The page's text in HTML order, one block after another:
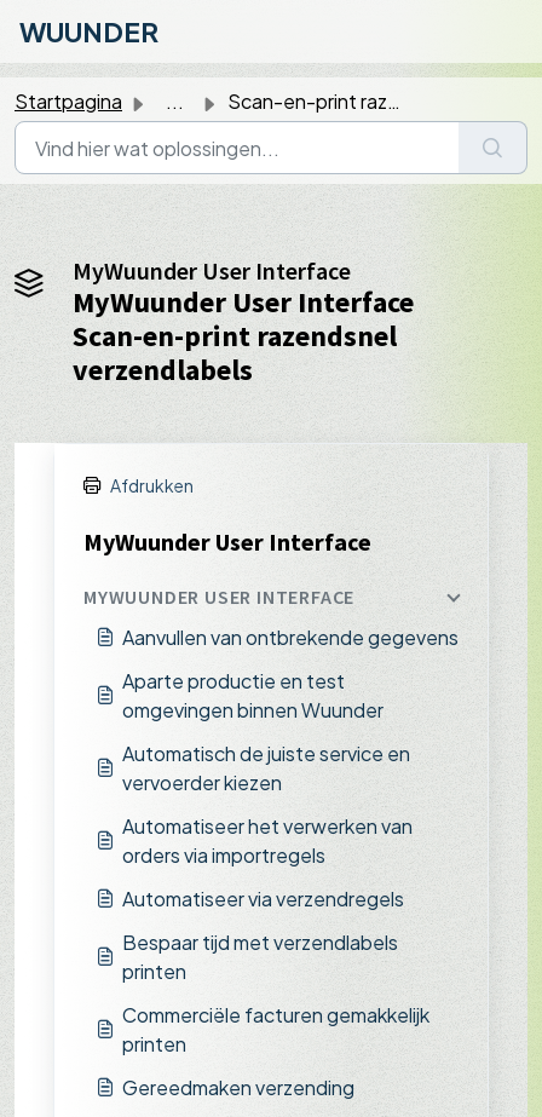
WUUNDER
Startpagina ... Scan-en-print razendsnel verzendlabels
MyWuunder User Interface
MyWuunder User Interface
Scan-en-print razendsnel
verzendlabels
Afdrukken
MyWuunder User Interface
MYWUUNDER USER INTERFACE
Aanvullen van ontbrekende gegevens
Aparte productie en test
omgevingen binnen Wuunder
Automatisch de juiste service en
vervoerder kiezen
Automatiseer het verwerken van
orders via importregels
Automatiseer via verzendregels
Bespaar tijd met verzendlabels
printen
Commerciële facturen gemakkelijk
printen
Gereedmaken verzending